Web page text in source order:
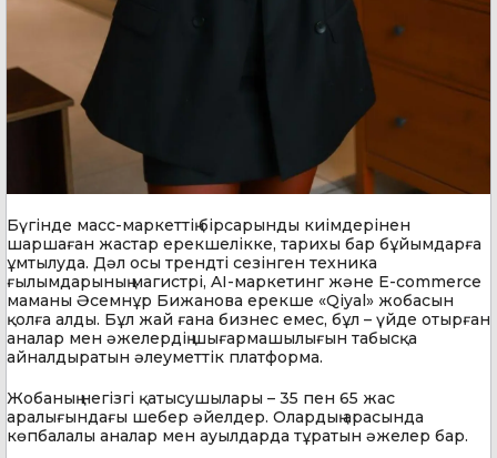
Бүгінде масс-маркеттің бірсарынды киімдерінен
шаршаған жастар ерекшелікке, тарихы бар бұйымдарға
ұмтылуда. Дәл осы трендті сезінген техника
ғылымдарының магистрі, AI-маркетинг және E-commerce
маманы Әсемнұр Бижанова ерекше «Qiyal» жобасын
қолға алды. Бұл жай ғана бизнес емес, бұл – үйде отырған
аналар мен әжелердің шығармашылығын табысқа
айналдыратын әлеуметтік платформа.
Жобаның негізгі қатысушылары – 35 пен 65 жас
аралығындағы шебер әйелдер. Олардың арасында
көпбалалы аналар мен ауылдарда тұратын әжелер бар.